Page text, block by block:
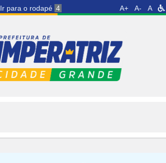
Ir para o rodapé 4 A+ A- A